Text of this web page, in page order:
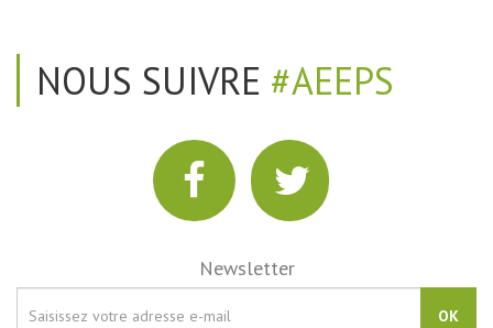
NOUS SUIVRE #AEEPS
Newsletter
OK